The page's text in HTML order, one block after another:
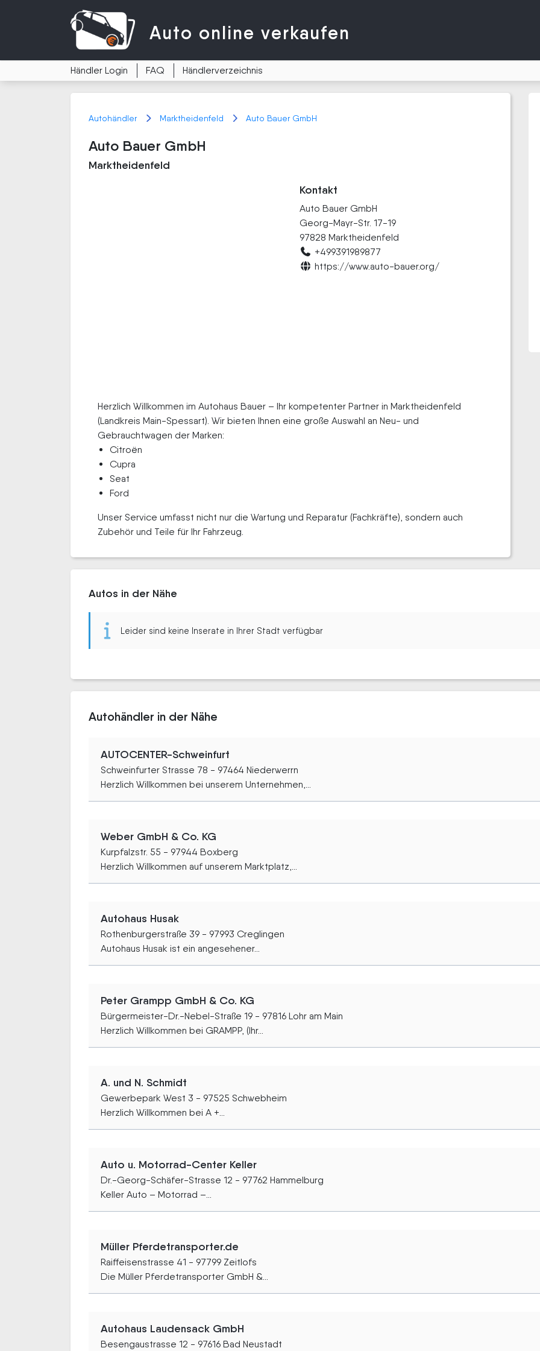
Auto online verkaufen
Händler Login FAQ Händlerverzeichnis
Autohändler Marktheidenfeld Auto Bauer GmbH
Auto Bauer GmbH
Marktheidenfeld
Kontakt
Auto Bauer GmbH
Georg-Mayr-Str. 17-19
97828 Marktheidenfeld
+499391989877
https://www.auto-bauer.org/
Herzlich Willkommen im Autohaus Bauer – Ihr kompetenter Partner in Markt­heidenfeld
(Landkreis Main-Spessart). Wir bieten Ihnen eine große Auswahl an Neu- und
Gebrauchtwagen der Marken:
Citroën
Cupra
Seat
Ford
Unser Service umfasst nicht nur die Wartung und Reparatur (Fachkräfte), sondern auch
Zubehör und Teile für Ihr Fahrzeug.
Autos in der Nähe
Leider sind keine Inserate in Ihrer Stadt verfügbar
Autohändler in der Nähe
AUTOCENTER-Schweinfurt
Schweinfurter Strasse 78 - 97464 Niederwerrn
Herzlich Willkommen bei unserem Unternehmen,...
Weber GmbH & Co. KG
Kurpfalzstr. 55 - 97944 Boxberg
Herzlich Willkommen auf unserem Marktplatz,...
Autohaus Husak
Rothenburgerstraße 39 - 97993 Creglingen
Autohaus Husak ist ein angesehener...
Peter Grampp GmbH & Co. KG
Bürgermeister-Dr.-Nebel-Straße 19 - 97816 Lohr am Main
Herzlich Willkommen bei GRAMPP, (Ihr...
A. und N. Schmidt
Gewerbepark West 3 - 97525 Schwebheim
Herzlich Willkommen bei A +...
Auto u. Motorrad-Center Keller
Dr.-Georg-Schäfer-Strasse 12 - 97762 Hammelburg
Keller Auto – Motorrad –...
Müller Pferdetransporter.de
Raiffeisenstrasse 41 - 97799 Zeitlofs
Die Müller Pferdetransporter GmbH &...
Autohaus Laudensack GmbH
Besengaustrasse 12 - 97616 Bad Neustadt